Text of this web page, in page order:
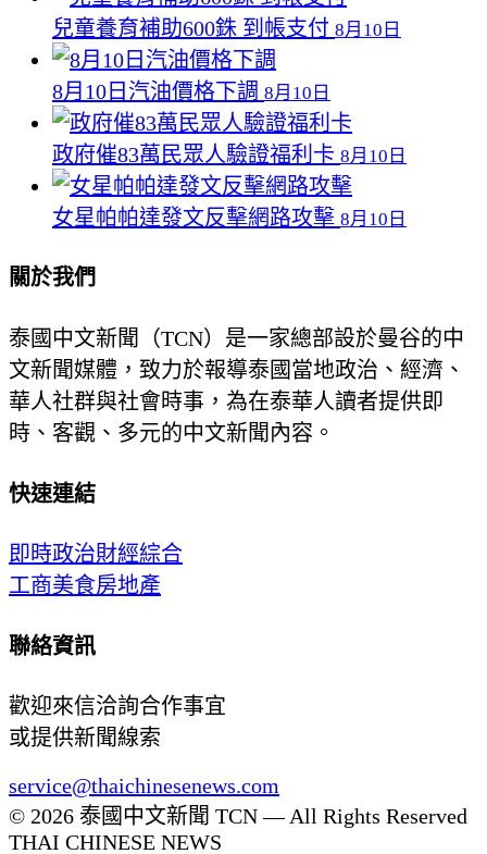
兒童養育補助600銖 到帳支付 8月10日
8月10日汽油價格下調 8月10日
政府催83萬民眾人驗證福利卡 8月10日
女星帕帕達發文反擊網路攻擊 8月10日
關於我們
泰國中文新聞（TCN）是一家總部設於曼谷的中
文新聞媒體，致力於報導泰國當地政治、經濟、
華人社群與社會時事，為在泰華人讀者提供即
時、客觀、多元的中文新聞內容。
快速連結
即時政治財經綜合
工商美食房地產
聯絡資訊
歡迎來信洽詢合作事宜
或提供新聞線索
service@thaichinesenews.com
© 2026 泰國中文新聞 TCN — All Rights Reserved
THAI CHINESE NEWS